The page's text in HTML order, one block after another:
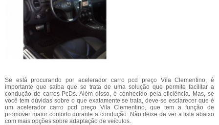
Se está procurando por acelerador carro pcd preço Vila Clementino, é
importante que saiba que se trata de uma solução que permite facilitar a
condução de carros PcDs. Além disso, é conhecido pela eficiência. Mas, se
você tem dúvidas sobre o que exatamente se trata, deve-se esclarecer que é
um acelerador carro pcd preço Vila Clementino, que tem a função de
promover maior conforto durante a condução. Não deixe de ver a lista abaixo
com mais opções sobre adaptação de veículos.